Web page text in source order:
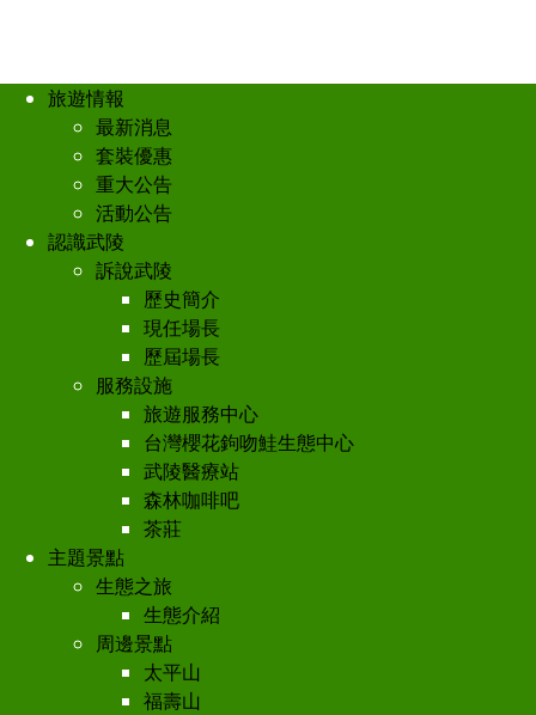
旅遊情報
最新消息
套裝優惠
重大公告
活動公告
認識武陵
訴說武陵
歷史簡介
現任場長
歷屆場長
服務設施
旅遊服務中心
台灣櫻花鉤吻鮭生態中心
武陵醫療站
森林咖啡吧
茶莊
主題景點
生態之旅
生態介紹
周邊景點
太平山
福壽山